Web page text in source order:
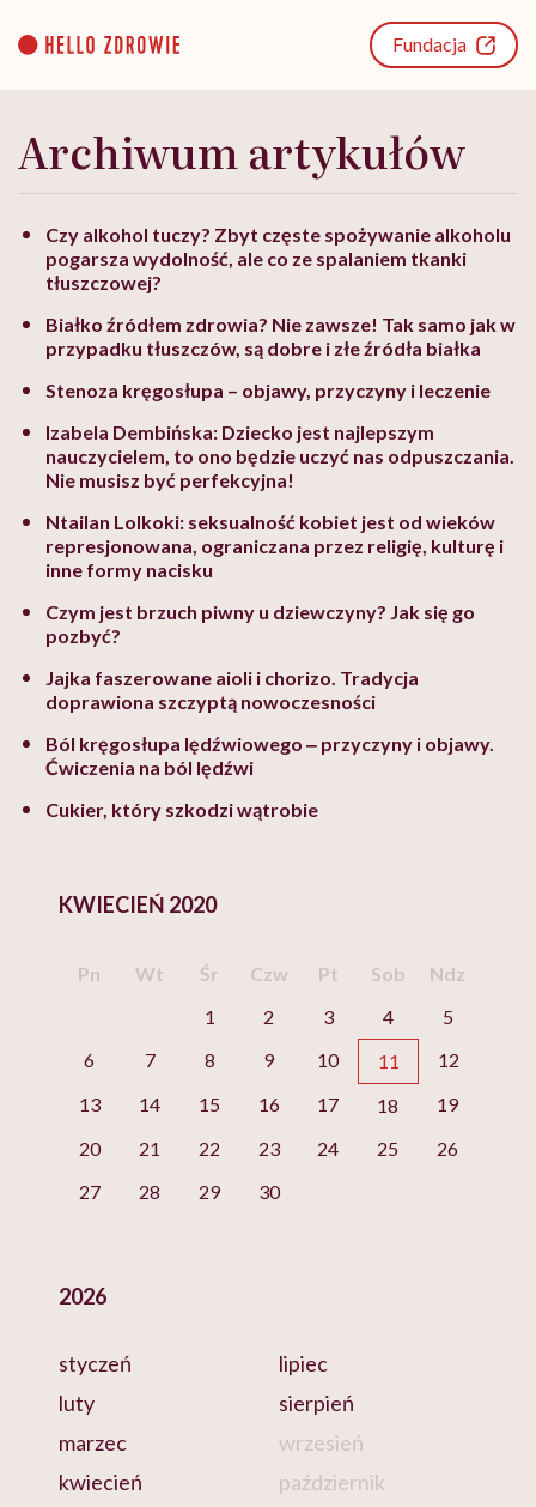
content
Fundacja
Archiwum artykułów
Czy alkohol tuczy? Zbyt częste spożywanie alkoholu
pogarsza wydolność, ale co ze spalaniem tkanki
tłuszczowej?
Białko źródłem zdrowia? Nie zawsze! Tak samo jak w
przypadku tłuszczów, są dobre i złe źródła białka
Stenoza kręgosłupa – objawy, przyczyny i leczenie
Izabela Dembińska: Dziecko jest najlepszym
nauczycielem, to ono będzie uczyć nas odpuszczania.
Nie musisz być perfekcyjna!
Ntailan Lolkoki: seksualność kobiet jest od wieków
represjonowana, ograniczana przez religię, kulturę i
inne formy nacisku
Czym jest brzuch piwny u dziewczyny? Jak się go
pozbyć?
Jajka faszerowane aioli i chorizo. Tradycja
doprawiona szczyptą nowoczesności
Ból kręgosłupa lędźwiowego ‒ przyczyny i objawy.
Ćwiczenia na ból lędźwi
Cukier, który szkodzi wątrobie
KWIECIEŃ 2020
Pn Wt Śr Czw Pt Sob
Ndz
1
2 3 4
5
6
7 8 9 10 11
12
13
14 15 16 17 18
19
20
21 22 23 24 25
26
27
28 29 30
2026
styczeń
luty
marzec
kwiecień
lipiec
sierpień
wrzesień
październik